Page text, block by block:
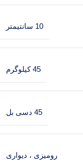
10 سانتیمتر
45 کیلوگرم
45 دسی بل
رومیزی ، دیواری